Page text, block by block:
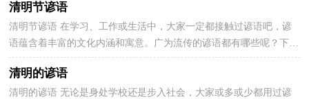
清明节谚语
清明节谚语 在学习、工作或生活中，大家一定都接触过谚语吧，谚
语蕴含着丰富的文化内涵和寓意。广为流传的谚语都有哪些呢？下面
是小编为大家收集的清明节谚语，仅供参考，欢迎大家阅...
清明的谚语
清明的谚语 无论是身处学校还是步入社会，大家或多或少都用过谚